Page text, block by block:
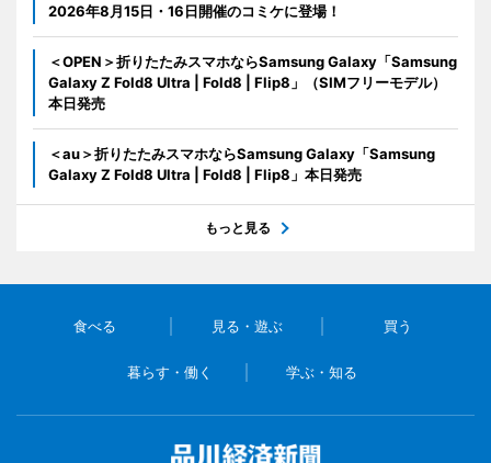
2026年8月15日・16日開催のコミケに登場！
＜OPEN＞折りたたみスマホならSamsung Galaxy「Samsung
Galaxy Z Fold8 Ultra | Fold8 | Flip8」（SIMフリーモデル）
本日発売
＜au＞折りたたみスマホならSamsung Galaxy「Samsung
Galaxy Z Fold8 Ultra | Fold8 | Flip8」本日発売
もっと見る
食べる 見る・遊ぶ 買う
暮らす・働く 学ぶ・知る